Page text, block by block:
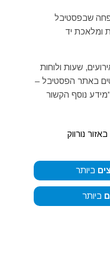
שבפסטיבל
ומלאכת יד
שעות ולוחות
באתר הפסטיבל –
נוסף הקשור
נורווק
ביותר
ביותר